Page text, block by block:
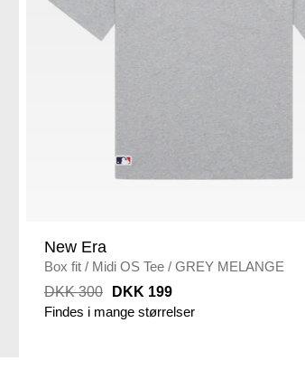
New Era
Box fit / Midi OS Tee / GREY MELANGE
DKK 300
DKK 199
Findes i mange størrelser